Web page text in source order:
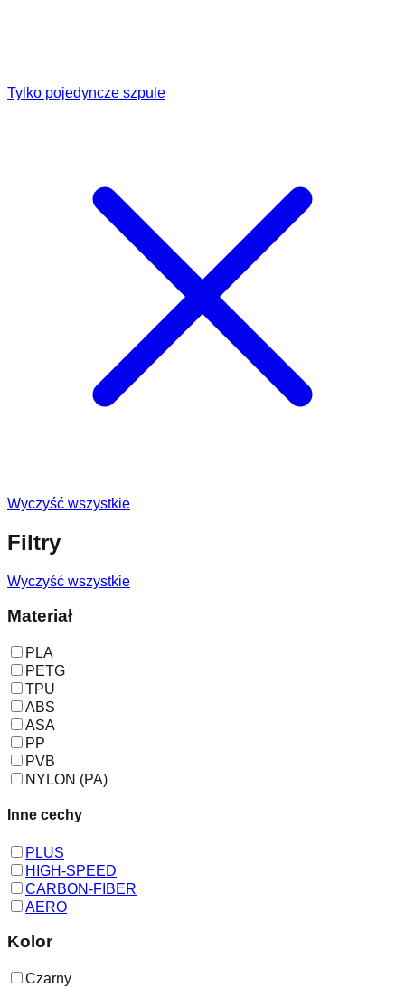
Tylko pojedyncze szpule
Wyczyść wszystkie
Filtry
Wyczyść wszystkie
Materiał
PLA
PETG
TPU
ABS
ASA
PP
PVB
NYLON (PA)
Inne cechy
PLUS
HIGH-SPEED
CARBON-FIBER
AERO
Kolor
Czarny